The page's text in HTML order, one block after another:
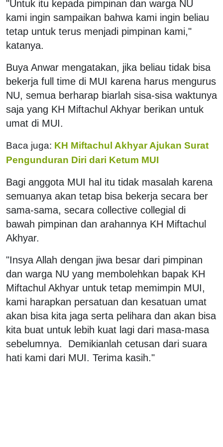
"Untuk itu kepada pimpinan dan warga NU
kami ingin sampaikan bahwa kami ingin beliau
tetap untuk terus menjadi pimpinan kami,"
katanya.
Buya Anwar mengatakan, jika beliau tidak bisa
bekerja full time di MUI karena harus mengurus
NU, semua berharap biarlah sisa-sisa waktunya
saja yang KH Miftachul Akhyar berikan untuk
umat di MUI.
Baca juga: KH Miftachul Akhyar Ajukan Surat
Pengunduran Diri dari Ketum MUI
Bagi anggota MUI hal itu tidak masalah karena
semuanya akan tetap bisa bekerja secara ber
sama-sama, secara collective collegial di
bawah pimpinan dan arahannya KH Miftachul
Akhyar.
"Insya Allah dengan jiwa besar dari pimpinan
dan warga NU yang membolehkan bapak KH
Miftachul Akhyar untuk tetap memimpin MUI,
kami harapkan persatuan dan kesatuan umat
akan bisa kita jaga serta pelihara dan akan bisa
kita buat untuk lebih kuat lagi dari masa-masa
sebelumnya. Demikianlah cetusan dari suara
hati kami dari MUI. Terima kasih."